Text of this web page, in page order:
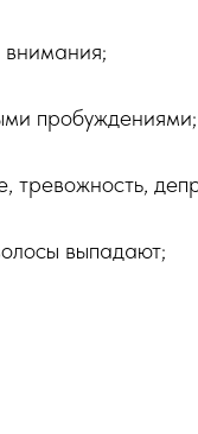
пробуждениями;
тревожность,
выпадают;